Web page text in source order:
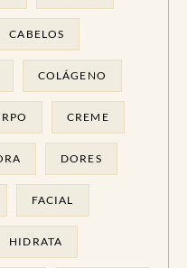
CABELOS
COLÁGENO
CREME
DORES
FACIAL
HIDRATA